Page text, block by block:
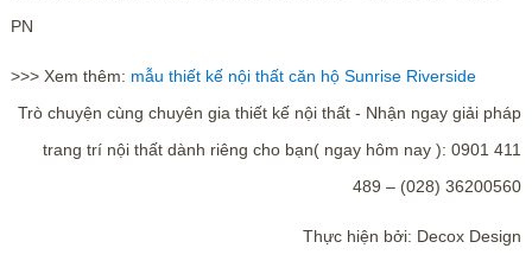
PN
>>> Xem thêm: mẫu thiết kế nội thất căn hộ Sunrise Riverside
Trò chuyện cùng chuyên gia thiết kế nội thất - Nhận ngay giải pháp
trang trí nội thất dành riêng cho bạn( ngay hôm nay ): 0901 411
489 – (028) 36200560
Thực hiện bởi: Decox Design